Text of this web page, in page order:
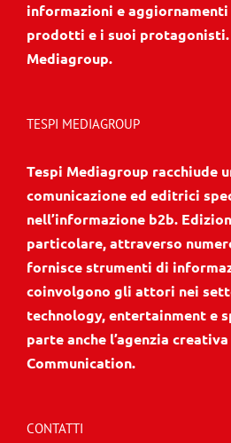
informazioni e
prodotti e i suoi protagonisti.
Mediagroup.
TESPI MEDIAGROUP
Tespi Mediagroup racchiude
comunicazione ed editrici
nell’informazione b2b.
particolare, attraverso
fornisce strumenti di
coinvolgono gli attori nei
technology, entertainment e
parte anche l’agenzia
Communication.
CONTATTI